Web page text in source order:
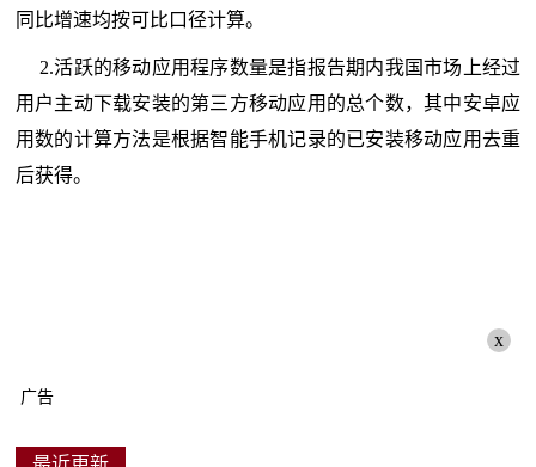
同比增速均按可比口径计算。
2.活跃的移动应用程序数量是指报告期内我国市场上经过
用户主动下载安装的第三方移动应用的总个数，其中安卓应
用数的计算方法是根据智能手机记录的已安装移动应用去重
后获得。
x
广告